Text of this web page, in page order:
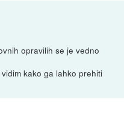
opravilih se je vedno
kako ga lahko prehiti